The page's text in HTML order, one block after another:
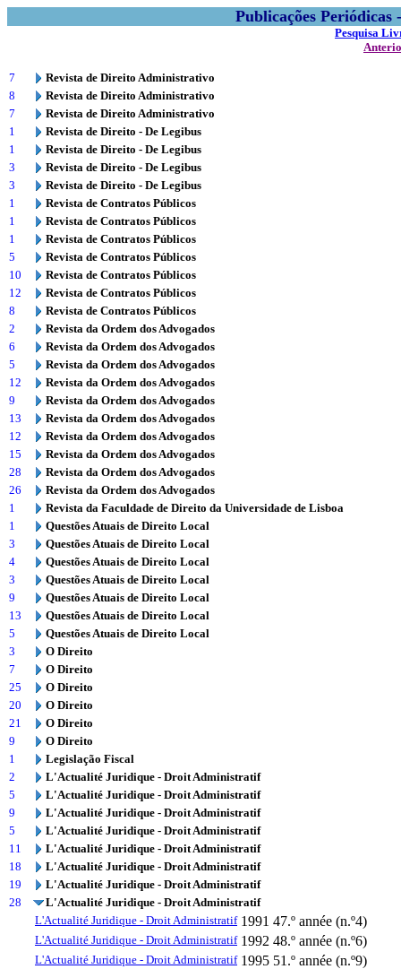
Publicações
Pesquisa
7
Revista de Direito Administrativo
8
Revista de Direito Administrativo
7
Revista de Direito Administrativo
1
Revista de Direito - De Legibus
1
Revista de Direito - De Legibus
3
Revista de Direito - De Legibus
3
Revista de Direito - De Legibus
1
Revista de Contratos Públicos
1
Revista de Contratos Públicos
1
Revista de Contratos Públicos
5
Revista de Contratos Públicos
10
Revista de Contratos Públicos
12
Revista de Contratos Públicos
8
Revista de Contratos Públicos
2
Revista da Ordem dos Advogados
6
Revista da Ordem dos Advogados
5
Revista da Ordem dos Advogados
12
Revista da Ordem dos Advogados
9
Revista da Ordem dos Advogados
13
Revista da Ordem dos Advogados
12
Revista da Ordem dos Advogados
15
Revista da Ordem dos Advogados
28
Revista da Ordem dos Advogados
26
Revista da Ordem dos Advogados
1
Revista da Faculdade de Direito da Universidade de Lisboa
1
Questões Atuais de Direito Local
3
Questões Atuais de Direito Local
4
Questões Atuais de Direito Local
3
Questões Atuais de Direito Local
9
Questões Atuais de Direito Local
13
Questões Atuais de Direito Local
5
Questões Atuais de Direito Local
3
O Direito
7
O Direito
25
O Direito
20
O Direito
21
O Direito
9
O Direito
1
Legislação Fiscal
2
L'Actualité Juridique - Droit Administratif
5
L'Actualité Juridique - Droit Administratif
9
L'Actualité Juridique - Droit Administratif
5
L'Actualité Juridique - Droit Administratif
11
L'Actualité Juridique - Droit Administratif
18
L'Actualité Juridique - Droit Administratif
19
L'Actualité Juridique - Droit Administratif
28
L'Actualité Juridique - Droit Administratif
L'Actualité Juridique - Droit Administratif 1991 47.º année (n.º4)
L'Actualité Juridique - Droit Administratif 1992 48.º année (n.º6)
L'Actualité Juridique - Droit Administratif 1995 51.º année (n.º9)